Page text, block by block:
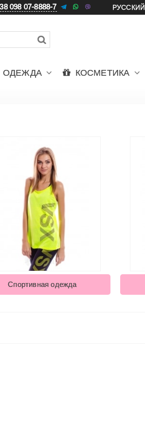
098 07-8888-7 更 車 賈 РУССКИЙ
ОДЕЖДА КОСМЕТИКА
Спортивная одежда